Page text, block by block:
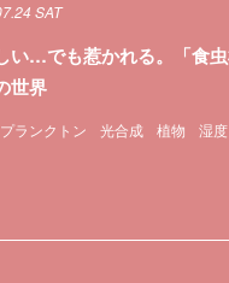
プランクトン 光合成 植物 湿度
SAT
い…でも惹かれる。「食
世界